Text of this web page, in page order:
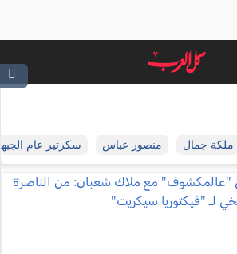
ملكة جمال منصور عباس سكرتير عام